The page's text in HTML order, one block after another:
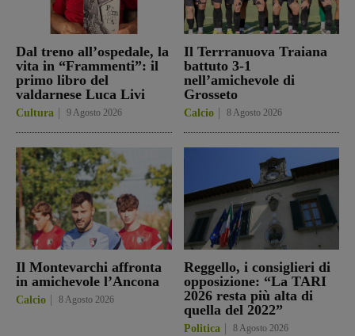
Dal treno all’ospedale, la
vita in “Frammenti”: il
primo libro del
valdarnese Luca Livi
Cultura 9 Agosto 2026
Il Terrranuova Traiana
battuto 3-1
nell’amichevole di
Grosseto
Calcio 8 Agosto 2026
Il Montevarchi affronta
in amichevole l’Ancona
Calcio 8 Agosto 2026
Reggello, i consiglieri di
opposizione: “La TARI
2026 resta più alta di
quella del 2022”
Politica 8 Agosto 2026